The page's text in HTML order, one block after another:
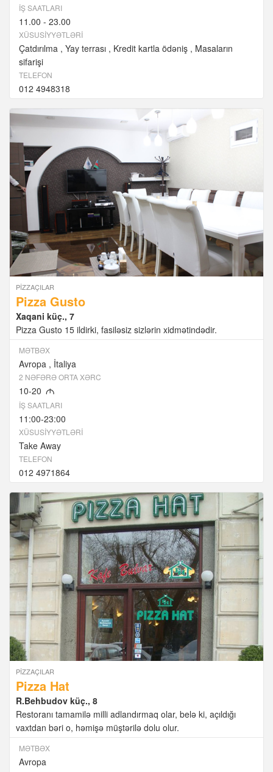
İŞ SAATLARI
11.00 - 23.00
XÜSUSIYYƏTLƏRI
Çatdırılma Yay terrası Kredit kartla ödəniş
Masaların
sifarişi
TELEFON
012 4948318
PIZZAÇILAR
Pizza Gusto
Xaqani küç., 7
Pizza Gusto 15 ildirki, fasiləsiz sizlərin xidmətindədir.
MƏTBƏX
Avropa İtaliya
2 NƏFƏRƏ ORTA XƏRC
10-20 M
İŞ SAATLARI
11:00-23:00
XÜSUSIYYƏTLƏRI
Take Away
TELEFON
012 4971864
PIZZAÇILAR
Pizza Hat
R.Behbudov küç., 8
Restoranı tamamilə milli adlandırmaq olar, belə ki, açıldığı
vaxtdan bəri o, həmişə müştərilə dolu olur.
MƏTBƏX
Avropa